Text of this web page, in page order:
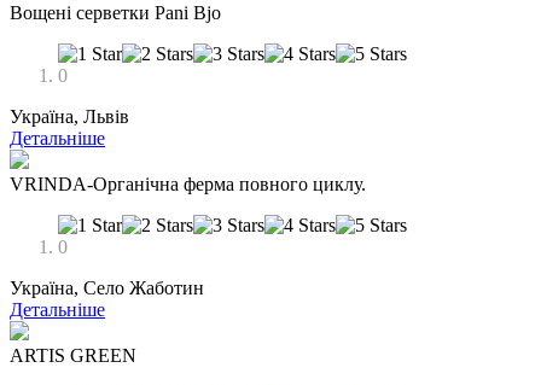
Вощені серветки Pani Bjo
0
Україна, Львів
Детальніше
VRINDA-Органічна ферма повного циклу.
0
Україна, Село Жаботин
Детальніше
ARTIS GREEN